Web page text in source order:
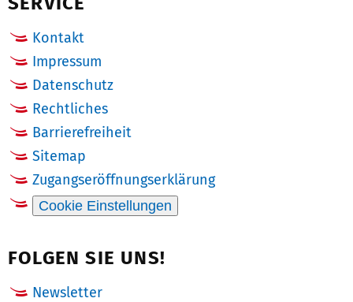
Kontakt
Impressum
Datenschutz
Rechtliches
Barrierefreiheit
Sitemap
Zugangseröffnungserklärung
Cookie Einstellungen
FOLGEN SIE UNS!
Newsletter